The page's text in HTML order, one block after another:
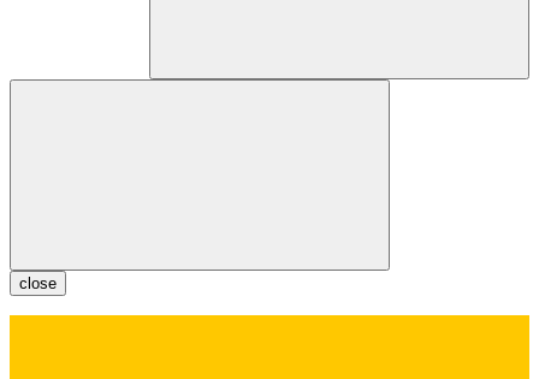
close